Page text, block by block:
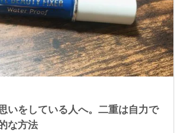
いをしている人へ。二重は自力で
な方法